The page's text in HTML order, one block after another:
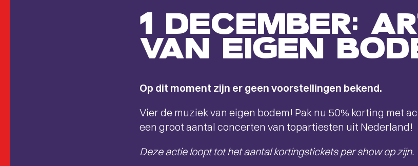
1 DECEMBER:
VAN EIGEN
Op dit moment zijn er geen voorstellingen bekend.
Vier de muziek van eigen bodem! Pak nu 50% korting met
een groot aantal concerten van topartiesten uit Nederland!
Deze actie loopt tot het aantal kortingstickets per show op zijn.